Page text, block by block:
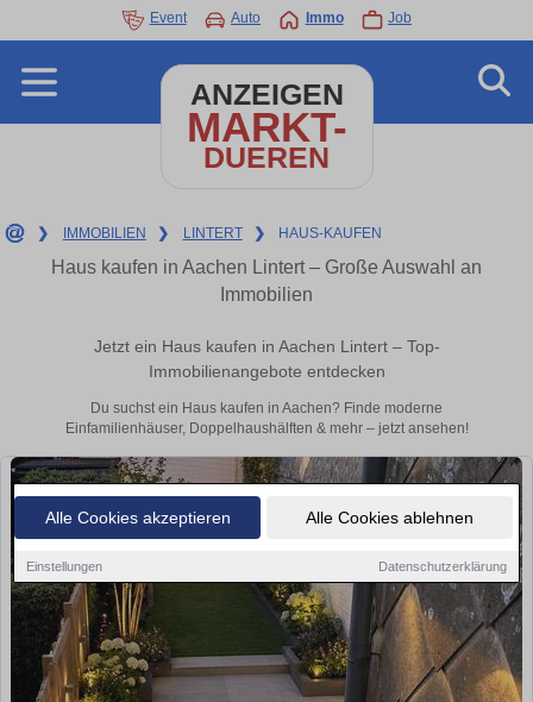
Alle Cookies akzeptieren Alle Cookies ablehnen
Einstellungen Datenschutzerklärung
Event Auto Immo Job
ANZEIGEN
MARKT-
DUEREN
❯ IMMOBILIEN ❯ LINTERT ❯ HAUS-KAUFEN
Haus kaufen in Aachen Lintert – Große Auswahl an
Immobilien
Jetzt ein Haus kaufen in Aachen Lintert – Top-
Immobilienangebote entdecken
Du suchst ein Haus kaufen in Aachen? Finde moderne
Einfamilienhäuser, Doppelhaushälften & mehr – jetzt ansehen!